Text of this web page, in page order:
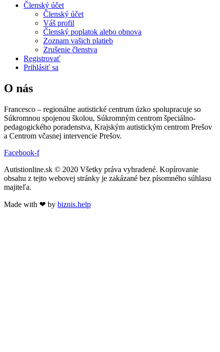
Členský účet
Členský účet
Váš profil
Členský poplatok alebo obnova
Zoznam vašich platieb
Zrušenie členstva
Registrovať
Prihlásiť sa
O nás
Francesco – regionálne autistické centrum úzko spolupracuje so
Súkromnou spojenou školou, Súkromným centrom špeciálno-
pedagogického poradenstva, Krajským autistickým centrom Prešov
a Centrom včasnej intervencie Prešov.
Facebook-f
Autistionline.sk © 2020 Všetky práva vyhradené. Kopírovanie
obsahu z tejto webovej stránky je zakázané bez písomného súhlasu
majiteľa.
Made with ❤ by biznis.help